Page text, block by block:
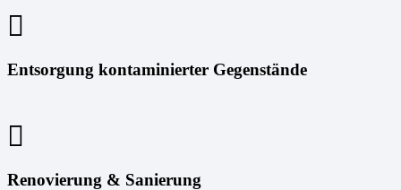
Entsorgung kontaminierter Gegenstände
Renovierung & Sanierung